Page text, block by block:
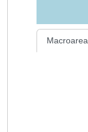
Macroarea